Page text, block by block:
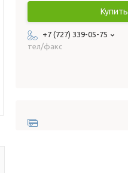
Купить
+7 (727) 339-05-75
тел/факс